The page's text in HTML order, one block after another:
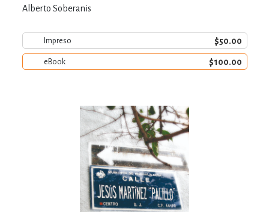
Alberto Soberanis
Impreso $50.00
eBook $100.00